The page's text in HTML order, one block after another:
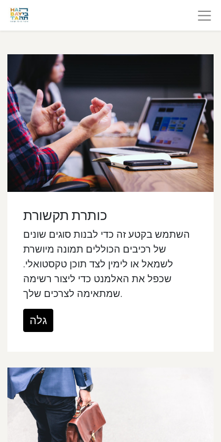
כותרת תקשורת
השתמש בקטע זה כדי לבנות סוגים שונים
של רכיבים הכוללים תמונה מיושרת
לשמאל או לימין לצד תוכן טקסטואלי.
שכפל את האלמנט כדי ליצור רשימה
שמתאימה לצרכים שלך.
גלה